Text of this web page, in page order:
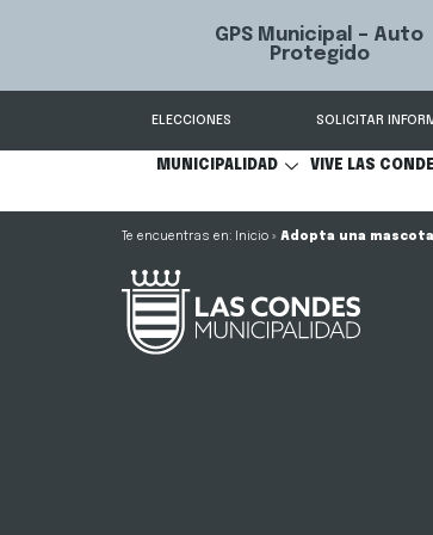
GPS Municipal – Auto
Protegido
ELECCIONES SOLICITAR
MUNICIPALIDAD VIVE LAS
Inicio » Adopta una mascota